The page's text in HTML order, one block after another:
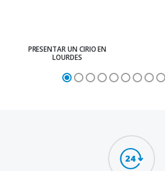
PRESENTAR UN CIRIO EN
LOURDES